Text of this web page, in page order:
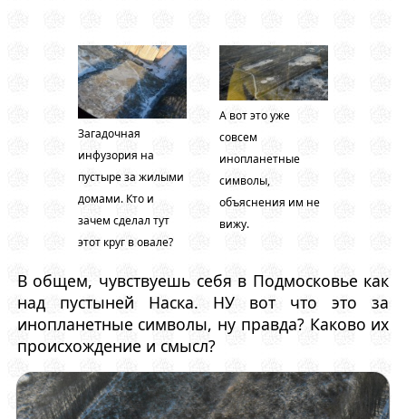
Загадочная
инфузория на
пустыре за жилыми
домами. Кто и
зачем сделал тут
этот круг в овале?
А вот это уже
совсем
инопланетные
символы,
объяснения им не
вижу.
В общем, чувствуешь себя в Подмосковье как
над пустыней Наска. НУ вот что это за
инопланетные символы, ну правда? Каково их
происхождение и смысл?